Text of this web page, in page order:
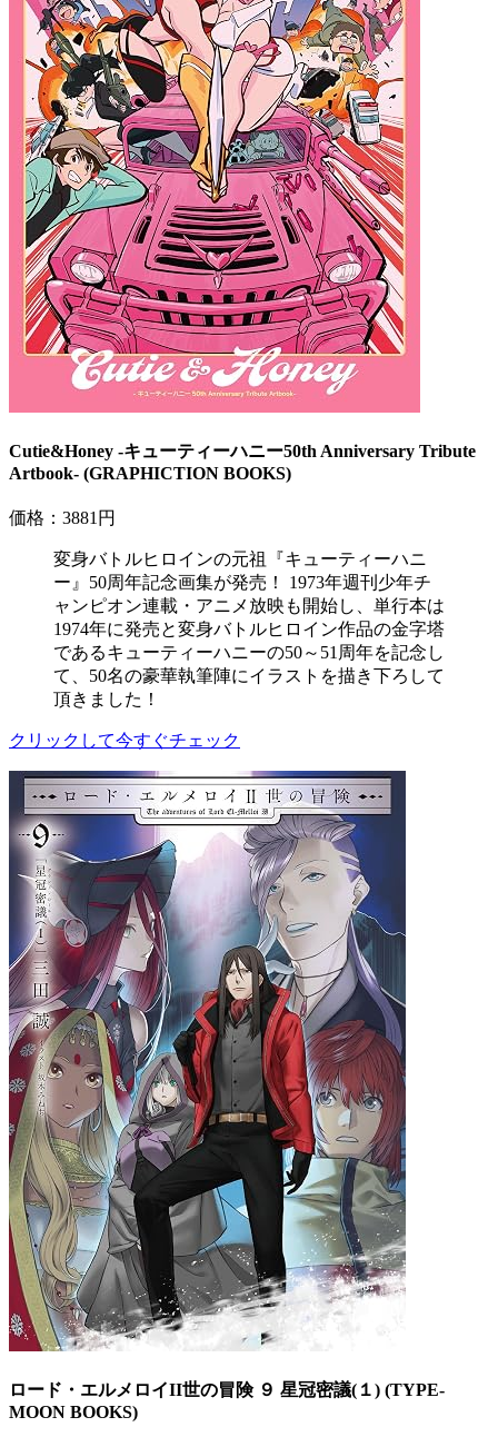
Cutie&Honey -キューティーハニー50th Anniversary Tribute
Artbook- (GRAPHICTION BOOKS)
価格：3881円
変身バトルヒロインの元祖『キューティーハニ
ー』50周年記念画集が発売！ 1973年週刊少年チ
ャンピオン連載・アニメ放映も開始し、単行本は
1974年に発売と変身バトルヒロイン作品の金字塔
であるキューティーハニーの50～51周年を記念し
て、50名の豪華執筆陣にイラストを描き下ろして
頂きました！
クリックして今すぐチェック
ロード・エルメロイII世の冒険 ９ 星冠密議(１) (TYPE-
MOON BOOKS)